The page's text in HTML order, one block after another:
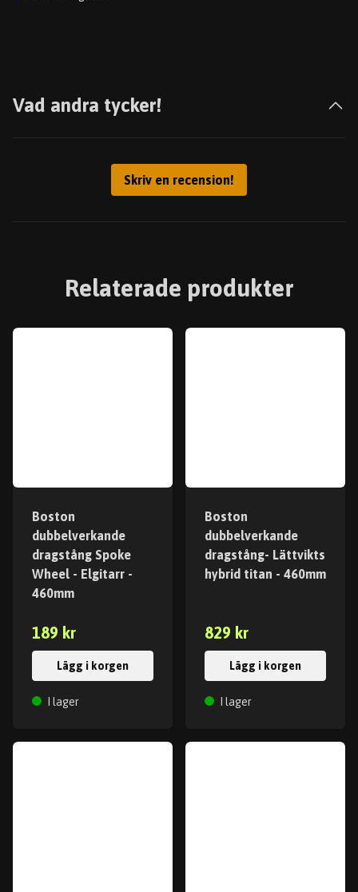
Vad andra tycker!
Skriv en recension!
Relaterade produkter
Boston
dubbelverkande
dragstång Spoke
Wheel - Elgitarr -
460mm
189 kr
Lägg i korgen
I lager
Boston
dubbelverkande
dragstång- Lättvikts
hybrid titan - 460mm
829 kr
Lägg i korgen
I lager